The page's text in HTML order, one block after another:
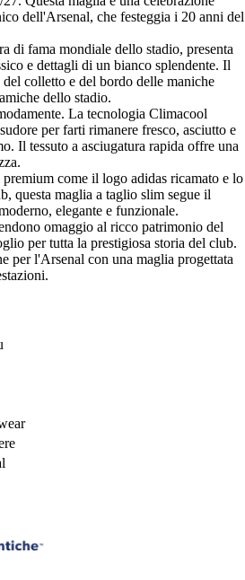
dell'Arsenal, che festeggia i 20 anni del
di fama mondiale dello stadio, presenta
e dettagli di un bianco splendente. Il
colletto e del bordo delle maniche
dello stadio.
La tecnologia Climacool
per farti rimanere fresco, asciutto e
Il tessuto a asciugatura rapida offre una
come il logo adidas ricamato e lo
questa maglia a taglio slim segue il
elegante e funzionale.
omaggio al ricco patrimonio del
per tutta la prestigiosa storia del club.
per l'Arsenal con una maglia progettata